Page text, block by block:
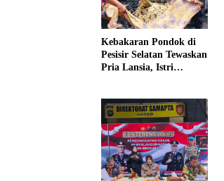
Kebakaran Pondok di
Pesisir Selatan Tewaskan
Pria Lansia, Istri